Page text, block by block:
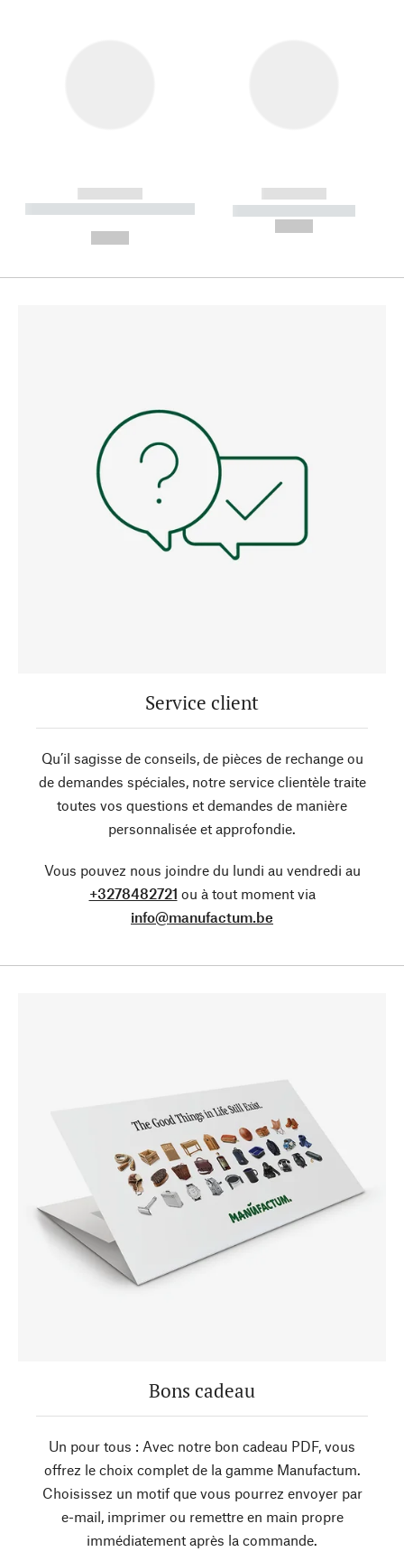
------------
----------- ----------- --------
------------
----------- -----------
Service client
Qu’il sagisse de conseils, de pièces de rechange ou
de demandes spéciales, notre service clientèle traite
toutes vos questions et demandes de manière
personnalisée et approfondie.
Vous pouvez nous joindre du lundi au vendredi au
+3278482721 ou à tout moment via
info@manufactum.be
Bons cadeau
Un pour tous : Avec notre bon cadeau PDF, vous
offrez le choix complet de la gamme Manufactum.
Choisissez un motif que vous pourrez envoyer par
e-mail, imprimer ou remettre en main propre
immédiatement après la commande.